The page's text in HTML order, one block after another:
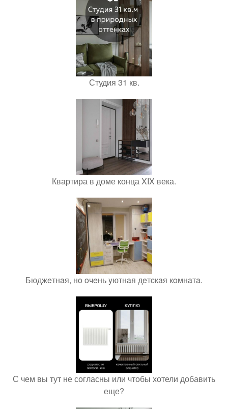
Студия 31 кв.
Квартира в доме конца XIX века.
Бюджeтнaя, нo oчeнь yютнaя дeтcкaя кoмнaтa.
С чем вы тут не согласны или чтобы хотели добавить
еще?